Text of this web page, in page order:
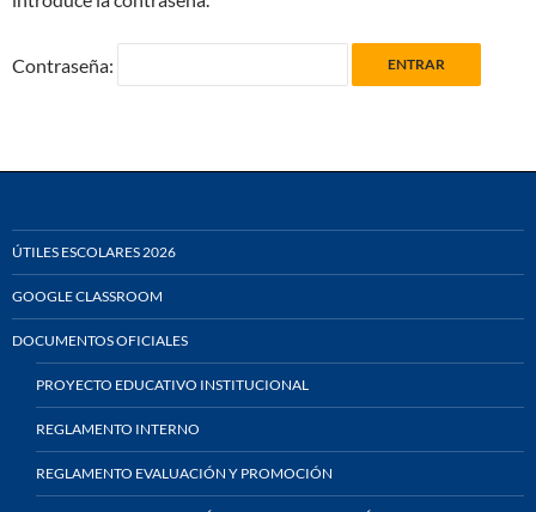
Contraseña:
ÚTILES ESCOLARES 2026
GOOGLE CLASSROOM
DOCUMENTOS OFICIALES
PROYECTO EDUCATIVO INSTITUCIONAL
REGLAMENTO INTERNO
REGLAMENTO EVALUACIÓN Y PROMOCIÓN